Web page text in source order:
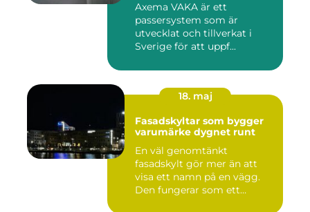
Axema VAKA är ett
passersystem som är
utvecklat och tillverkat i
Sverige för att uppf...
18. maj
Fasadskyltar som bygger
varumärke dygnet runt
En väl genomtänkt
fasadskylt gör mer än att
visa ett namn på en vägg.
Den fungerar som ett